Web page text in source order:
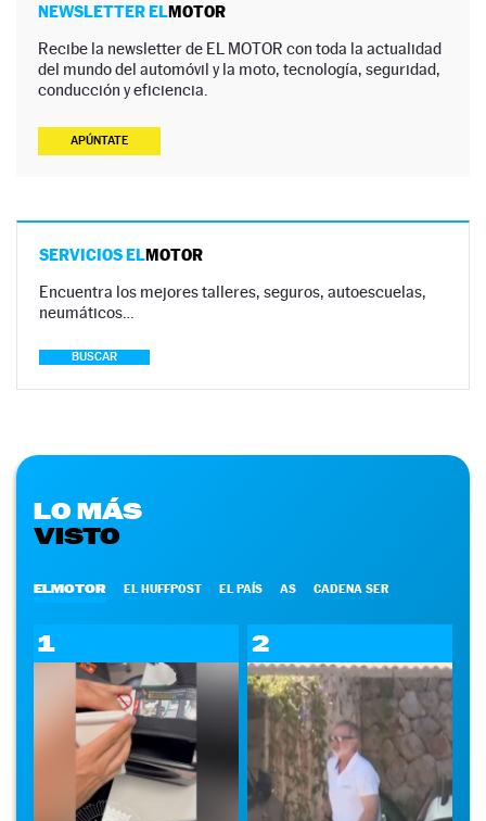
NEWSLETTER ELMOTOR
Recibe la newsletter de EL MOTOR con toda la actualidad
del mundo del automóvil y la moto, tecnología, seguridad,
conducción y eficiencia.
APÚNTATE
SERVICIOS ELMOTOR
Encuentra los mejores talleres, seguros, autoescuelas,
neumáticos…
BUSCAR
LO MÁS
VISTO
ELMOTOR EL HUFFPOST EL PAÍS AS CADENA SER
1 2